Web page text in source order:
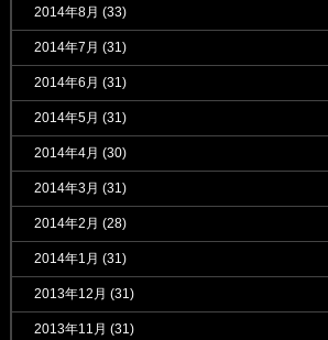
2014年8月 (33)
2014年7月 (31)
2014年6月 (31)
2014年5月 (31)
2014年4月 (30)
2014年3月 (31)
2014年2月 (28)
2014年1月 (31)
2013年12月 (31)
2013年11月 (31)